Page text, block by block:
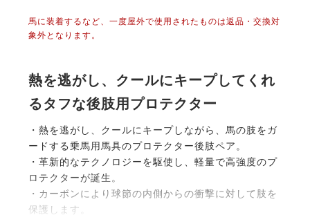
馬に装着するなど、一度屋外で使用されたものは返品・交換対
象外となります。
熱を逃がし、クールにキープしてくれ
るタフな後肢用プロテクター
・熱を逃がし、クールにキープしながら、馬の肢をガ
ードする乗馬用馬具のプロテクター後肢ペア。
・革新的なテクノロジーを駆使し、軽量で高強度のプ
ロテクターが誕生。
・カーボンにより球節の内側からの衝撃に対して肢を
保護します。